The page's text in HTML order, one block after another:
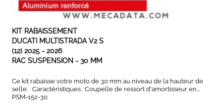
KIT RABAISSEMENT
DUCATI MULTISTRADA V2 S
(12) 2025 - 2026
RAC SUSPENSION - 30 MM
Ce kit rabaisse votre moto de 30 mm au niveau de la hauteur de
selle. Caractéristiques : Coupelle de ressort d'amortisseur en...
PSM-152-30